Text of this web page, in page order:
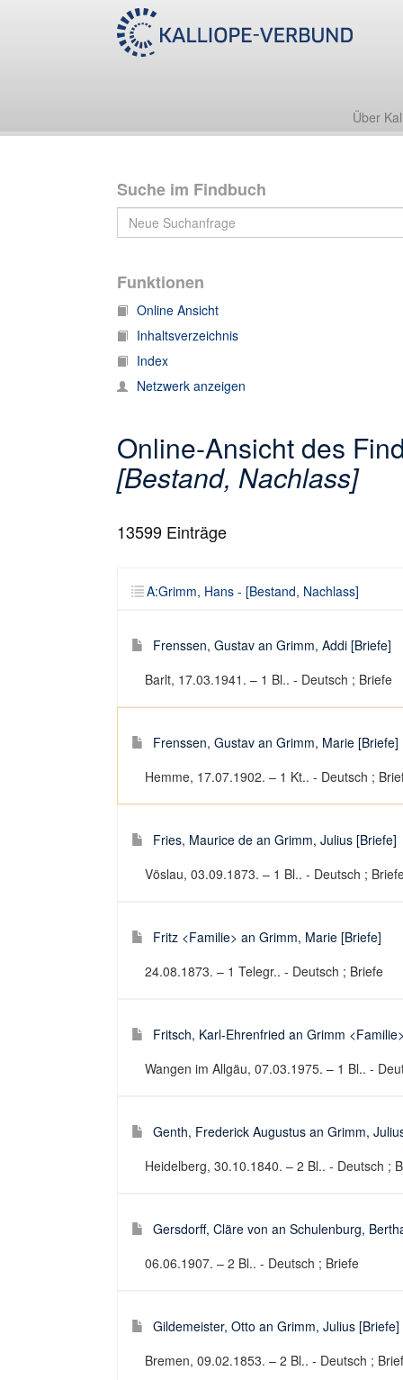
Über
Suche im Findbuch
Funktionen
Online Ansicht
Inhaltsverzeichnis
Index
Netzwerk anzeigen
Online-Ansicht des
[Bestand, Nachlass]
13599 Einträge
A:Grimm, Hans - [Bestand, Nachlass]
A:Grimm, Hans - [Bestand, Nachlass]
Frenssen, Gustav an Grimm, Addi [Briefe]
Barlt, 17.03.1941. – 1 Bl.. - Deutsch ; Briefe
Frenssen, Gustav an Grimm, Marie [Briefe]
Hemme, 17.07.1902. – 1 Kt.. - Deutsch ;
Fries, Maurice de an Grimm, Julius [Briefe]
Vöslau, 03.09.1873. – 1 Bl.. - Deutsch ;
Fritz <Familie> an Grimm, Marie [Briefe]
24.08.1873. – 1 Telegr.. - Deutsch ; Briefe
Fritsch, Karl-Ehrenfried an Grimm
Wangen im Allgäu, 07.03.1975. – 1 Bl.. -
Genth, Frederick Augustus an Grimm,
Heidelberg, 30.10.1840. – 2 Bl.. - Deutsch ;
Gersdorff, Cläre von an Schulenburg,
06.06.1907. – 2 Bl.. - Deutsch ; Briefe
Gildemeister, Otto an Grimm, Julius [Briefe]
Bremen, 09.02.1853. – 2 Bl.. - Deutsch ;